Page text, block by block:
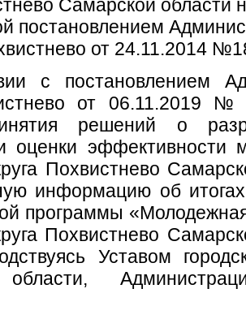
Самарской области
постановлением
от 24.11.2014
с постановлением
от 06.11.2019
решений о
оценки эффективности
Похвистнево
информацию об
программы
Похвистнево
Уставом